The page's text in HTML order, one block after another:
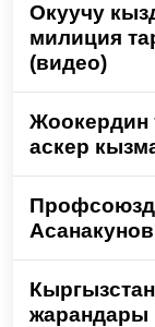
Окуучу
милиция
(видео)
Жоокердин
аскер
жарандары